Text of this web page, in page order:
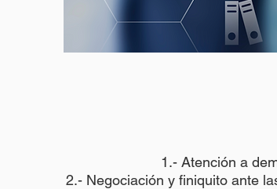
1.- Atención a
2.- Negociación y finiquito ante